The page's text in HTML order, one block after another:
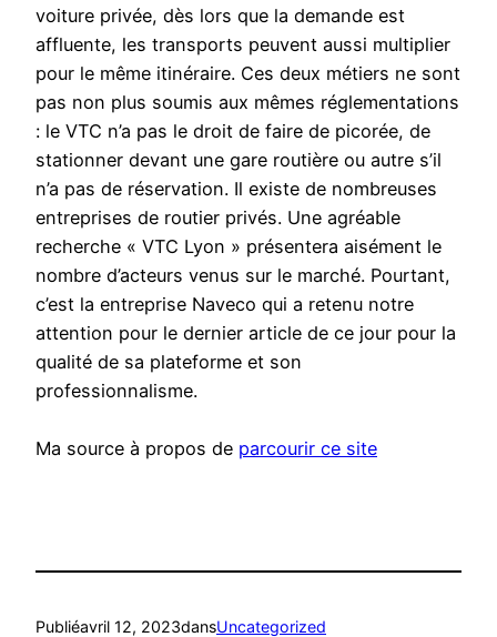
voiture privée, dès lors que la demande est
affluente, les transports peuvent aussi multiplier
pour le même itinéraire. Ces deux métiers ne sont
pas non plus soumis aux mêmes réglementations
: le VTC n’a pas le droit de faire de picorée, de
stationner devant une gare routière ou autre s’il
n’a pas de réservation. Il existe de nombreuses
entreprises de routier privés. Une agréable
recherche « VTC Lyon » présentera aisément le
nombre d’acteurs venus sur le marché. Pourtant,
c’est la entreprise Naveco qui a retenu notre
attention pour le dernier article de ce jour pour la
qualité de sa plateforme et son
professionnalisme.
Ma source à propos de parcourir ce site
Publiéavril 12, 2023dansUncategorized